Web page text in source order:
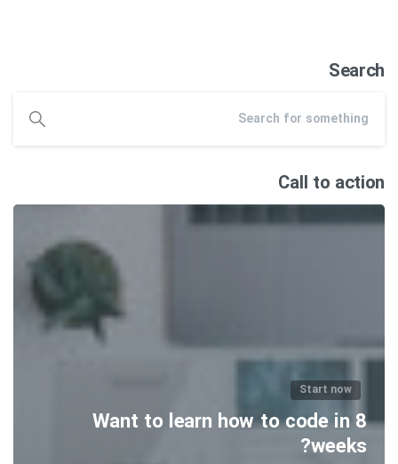
Search
Call to action
Start now
Want to learn how to code in 8
weeks?